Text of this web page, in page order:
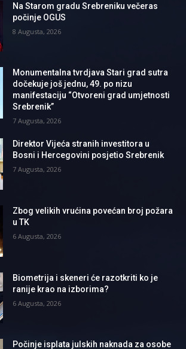
Na Starom gradu Srebreniku večeras
počinje OGUS
8 Augusta, 2026
Monumentalna tvrdjava Stari grad sutra
dočekuje još jednu, 49. po nizu
manifestaciju “Otvoreni grad umjetnosti
Srebrenik”
7 Augusta, 2026
Direktor Vijeća stranih investitora u
Bosni i Hercegovini posjetio Srebrenik
7 Augusta, 2026
Zbog velikih vrućina povećan broj požara
u TK
6 Augusta, 2026
Biometrija i skeneri će razotkriti ko je
ranije krao na izborima?
6 Augusta, 2026
Počinje isplata julskih naknada za osobe